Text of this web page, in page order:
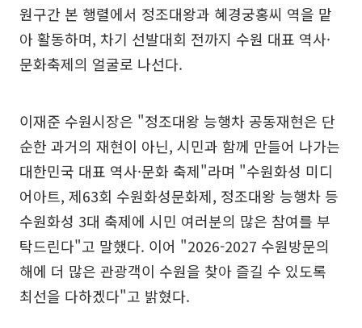
원구간 본 행렬에서 정조대왕과 혜경궁홍씨 역을 맡
아 활동하며, 차기 선발대회 전까지 수원 대표 역사·
문화축제의 얼굴로 나선다.
이재준 수원시장은 "정조대왕 능행차 공동재현은 단
순한 과거의 재현이 아닌, 시민과 함께 만들어 나가는
대한민국 대표 역사·문화 축제"라며 "수원화성 미디
어아트, 제63회 수원화성문화제, 정조대왕 능행차 등
수원화성 3대 축제에 시민 여러분의 많은 참여를 부
탁드린다"고 말했다. 이어 "2026-2027 수원방문의
해에 더 많은 관광객이 수원을 찾아 즐길 수 있도록
최선을 다하겠다"고 밝혔다.